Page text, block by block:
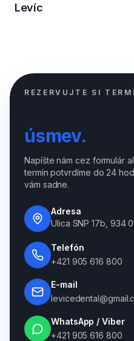
Levíc
REZERVUJTE SI
úsmev.
Napíšte nám cez formulár
termín potvrdíme do 24
vám sadne.
Adresa
Ulica SNP 17b, 934
Telefón
+421 905 616 800
E-mail
WhatsApp / Viber
+421 905 616 800